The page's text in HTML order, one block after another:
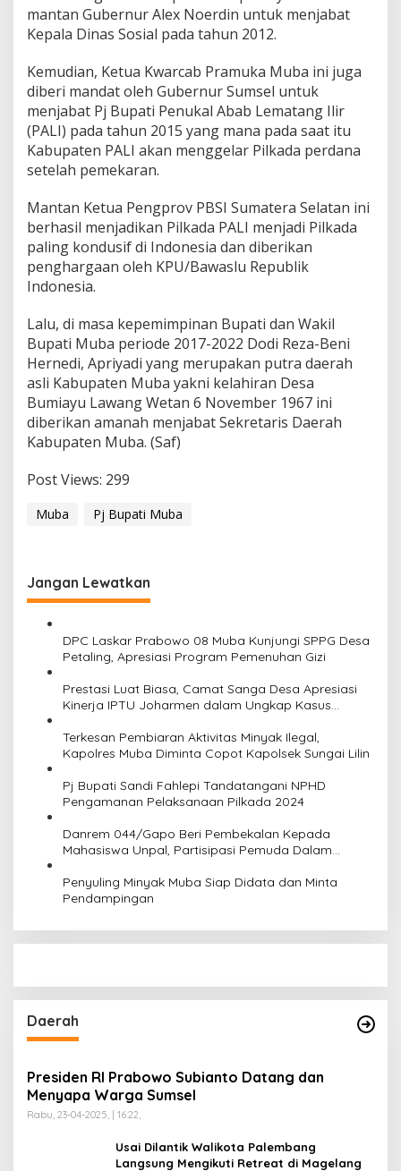
mantan Gubernur Alex Noerdin untuk menjabat
Kepala Dinas Sosial pada tahun 2012.
Kemudian, Ketua Kwarcab Pramuka Muba ini juga
diberi mandat oleh Gubernur Sumsel untuk
menjabat Pj Bupati Penukal Abab Lematang Ilir
(PALI) pada tahun 2015 yang mana pada saat itu
Kabupaten PALI akan menggelar Pilkada perdana
setelah pemekaran.
Mantan Ketua Pengprov PBSI Sumatera Selatan ini
berhasil menjadikan Pilkada PALI menjadi Pilkada
paling kondusif di Indonesia dan diberikan
penghargaan oleh KPU/Bawaslu Republik
Indonesia.
Lalu, di masa kepemimpinan Bupati dan Wakil
Bupati Muba periode 2017-2022 Dodi Reza-Beni
Hernedi, Apriyadi yang merupakan putra daerah
asli Kabupaten Muba yakni kelahiran Desa
Bumiayu Lawang Wetan 6 November 1967 ini
diberikan amanah menjabat Sekretaris Daerah
Kabupaten Muba. (Saf)
Post Views: 299
Muba Pj Bupati Muba
Jangan Lewatkan
DPC Laskar Prabowo 08 Muba Kunjungi SPPG Desa
Petaling, Apresiasi Program Pemenuhan Gizi
Prestasi Luat Biasa, Camat Sanga Desa Apresiasi
Kinerja IPTU Joharmen dalam Ungkap Kasus
Terkesan Pembiaran Aktivitas Minyak Ilegal,
Kapolres Muba Diminta Copot Kapolsek Sungai Lilin
Pj Bupati Sandi Fahlepi Tandatangani NPHD
Pengamanan Pelaksanaan Pilkada 2024
Danrem 044/Gapo Beri Pembekalan Kepada
Mahasiswa Unpal, Partisipasi Pemuda Dalam
Penyuling Minyak Muba Siap Didata dan Minta
Pendampingan
Daerah
Presiden RI Prabowo Subianto Datang dan
Menyapa Warga Sumsel
Rabu, 23-04-2025, | 16:22,
Usai Dilantik Walikota Palembang
Langsung Mengikuti Retreat di Magelang